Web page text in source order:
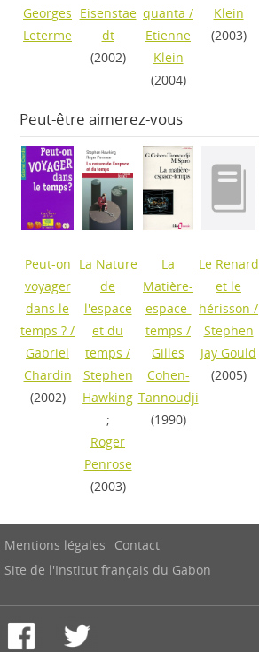
Georges
Leterme
Eisenstae
dt
(2002)
quanta /
Etienne
Klein
(2004)
Klein
(2003)
Peut-être aimerez-vous
Peut-on
voyager
dans le
temps ? /
Gabriel
Chardin
(2002)
La Nature
de
l'espace
et du
temps /
Stephen
Hawking
;
Roger
Penrose
(2003)
La
Matière-
espace-
temps /
Gilles
Cohen-
Tannoudji
(1990)
Le Renard
et le
hérisson /
Stephen
Jay Gould
(2005)
Mentions légales
Contact
Site de l'Institut français du Gabon